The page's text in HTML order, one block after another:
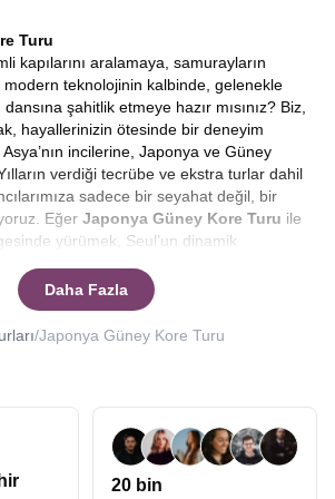
Turu
kapılarını aralamaya, samurayların
teknolojinin kalbinde, gelenekle
şahitlik etmeye hazır mısınız? Biz,
hayallerinizin ötesinde bir deneyim
incilerine, Japonya ve Güney
verdiği tecrübe ve ekstra turlar dahil
sadece bir seyahat değil, bir
Eğer Japonya Güney Kore Turu ile
yürümek, Seul’un dinamik
Japonya turları, Güney Kore
Rüyası uzak doğunun kalbine sizleri de
görmek değil, dünyaya bakış açınızı
Bizimle çıkacağınız bu
neon ışıkları altında geleceğe adım
Daha Fazla
/Japonya Güney Kore Turu
20 bin